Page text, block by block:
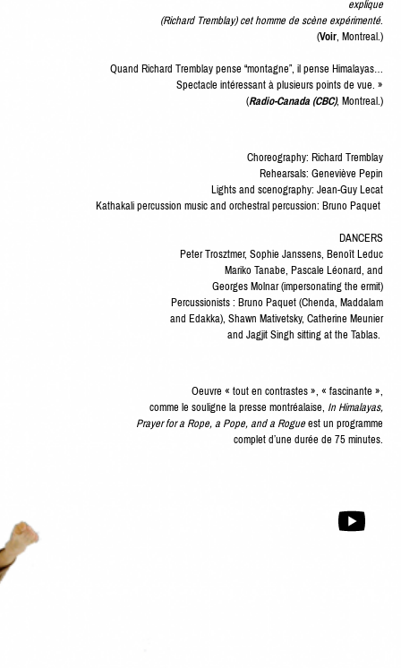
explique
(Richard Trem­blay) cet homme de scène expéri­men­té.
(Voir, Mon­tre­al.)
Quand Richard Trem­blay pense “mon­tagne”, il pense Himalayas…
Spec­ta­cle intéres­sant à plusieurs points de vue. »
(Radio-Cana­da (CBC), Mon­tre­al.)
Chore­og­ra­phy: Richard Trem­blay
Rehearsals: Geneviève Pepin
Lights and scenog­ra­phy: Jean-Guy Lecat
Kathakali per­cus­sion music and orches­tral per­cus­sion: Bruno Paquet
DANCERS
Peter Troszt­mer, Sophie Janssens, Benoît Leduc
Mariko Tan­abe, Pas­cale Léonard, and
Georges Mol­nar (imper­son­at­ing the ermit)
Per­cus­sion­ists : Bruno Paquet (Chen­da, Mad­dalam
and Edak­ka), Shawn Mativet­sky, Cather­ine Meu­nier
and Jagjit Singh sit­ting at the Tablas.
Oeu­vre « tout en con­trastes », « fasci­nante »,
comme le souligne la presse mon­tréalaise, In Himalayas,
Prayer for a Rope, a Pope, and a Rogueest un pro­gramme
com­plet d’une durée de75minutes.